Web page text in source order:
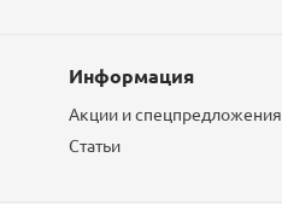
Информация
Акции и спецпредложения
Статьи